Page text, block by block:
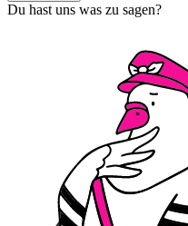
Du hast uns was zu sagen?